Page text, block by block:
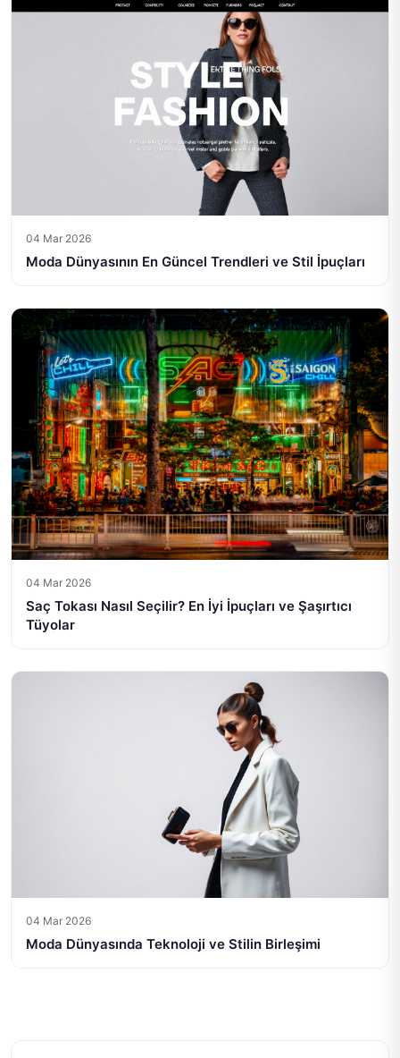
04 Mar 2026
Moda Dünyasının En Güncel Trendleri ve Stil İpuçları
04 Mar 2026
Saç Tokası Nasıl Seçilir? En İyi İpuçları ve Şaşırtıcı
Tüyolar
04 Mar 2026
Moda Dünyasında Teknoloji ve Stilin Birleşimi